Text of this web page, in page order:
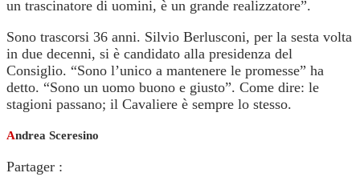
un trascinatore di uomini, è un grande realizzatore”.
Sono trascorsi 36 anni. Silvio Berlusconi, per la sesta volta
in due decenni, si è candidato alla presidenza del
Consiglio. “Sono l’unico a mantenere le promesse” ha
detto. “Sono un uomo buono e giusto”. Come dire: le
stagioni passano; il Cavaliere è sempre lo stesso.
Andrea Sceresino
Partager :